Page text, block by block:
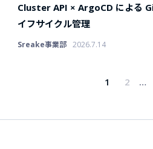
Cluster API × ArgoCD による
イフサイクル管理
Sreake事業部 2026.7.14
1 2 …